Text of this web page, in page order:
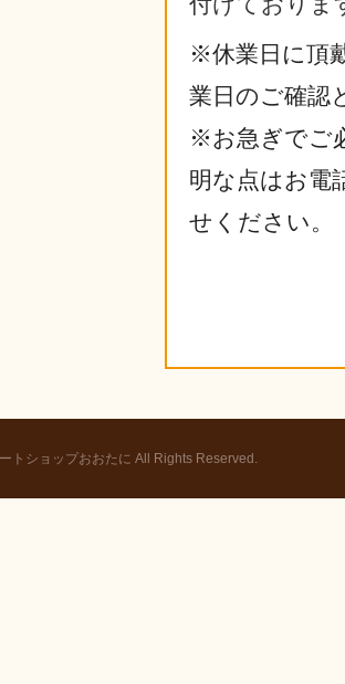
※休業日に頂
業日のご確認
※お急ぎでご
明な点はお電
せください。
トショップおおたに All Rights Reserved.